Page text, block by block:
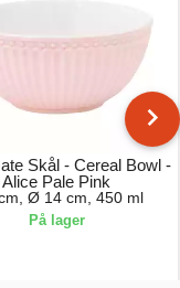
Skål - Cereal Bowl -
Alice Pale Pink
Ø 14 cm, 450 ml
På lager